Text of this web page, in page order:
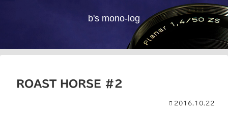
b's mono-log
ROAST HORSE #2
2016.10.22